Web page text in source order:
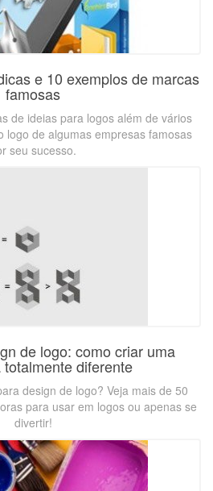
e 10 exemplos de marcas
famosas
de ideias para logos além de vários
logo de algumas empresas famosas
seu sucesso.
de logo: como criar uma
totalmente diferente
design de logo? Veja mais de 50
para usar em logos ou apenas se
divertir!